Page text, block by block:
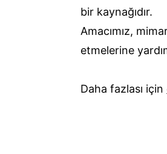
bir kaynağıdır.
Amacımız,
etmelerine
Daha fazlası için